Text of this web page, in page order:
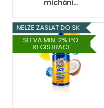
míchání...
NELZE ZASLAT DO SK
SLEVA MIN. 2% PO
REGISTRACI